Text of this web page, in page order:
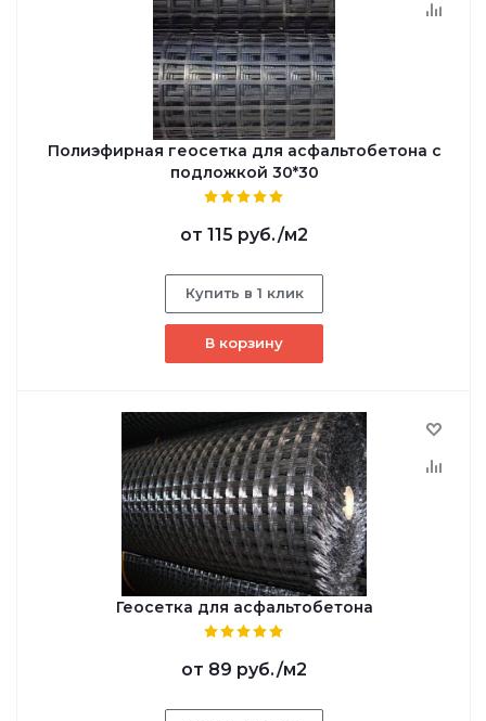
Полиэфирная геосетка для асфальтобетона с
подложкой 30*30
от 115 руб./м2
Купить в 1 клик
В корзину
Геосетка для асфальтобетона
от 89 руб./м2